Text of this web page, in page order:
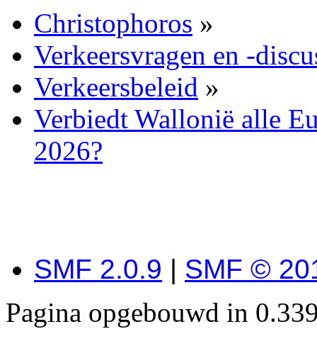
Christophoros »
Verkeersvragen en -
Verkeersbeleid »
Verbiedt Wallonië alle
2026?
SMF 2.0.9 | SMF ©
Pagina opgebouwd in